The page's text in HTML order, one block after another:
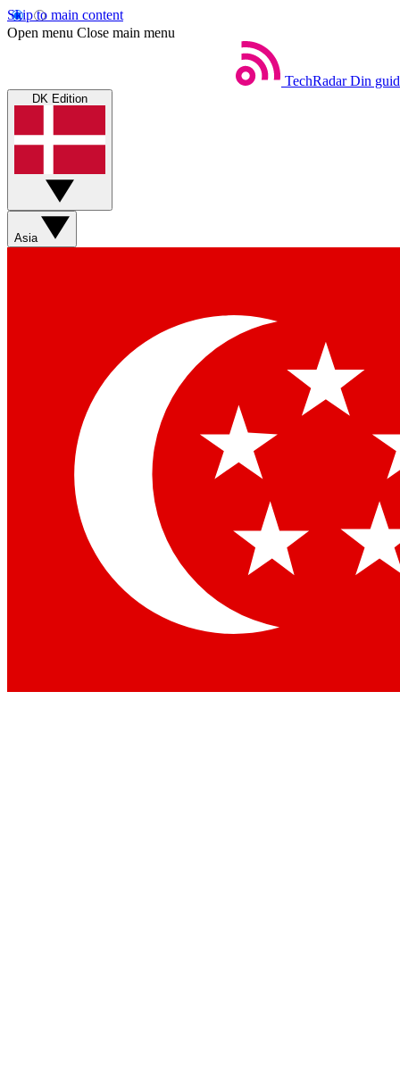
Skip to main content
Open menu Close main menu
TechRadar Din
DK Edition
Asia